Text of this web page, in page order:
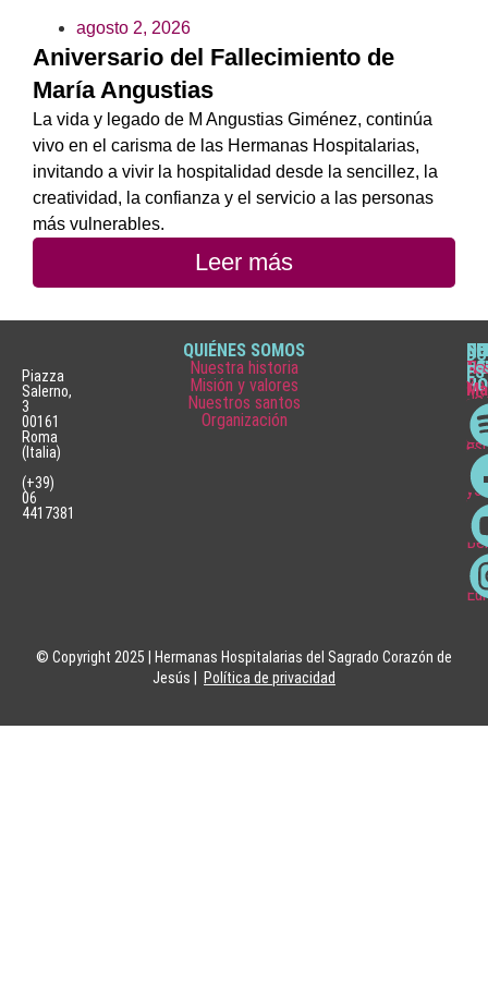
agosto 2, 2026
Aniversario del Fallecimiento de
María Angustias
La vida y legado de M Angustias Giménez, continúa
vivo en el carisma de las Hermanas Hospitalarias,
invitando a vivir la hospitalidad desde la sencillez, la
creatividad, la confianza y el servicio a las personas
más vulnerables.
Leer más
Piazza
Salerno,
3
00161
Roma
(Italia)
(+39)
06
4417381
QUIÉNES SOMOS
Nuestra historia
Misión y valores
Nuestros santos
Organización
e
y
ser
y
© Copyright 2025 | Hermanas Hospitalarias del Sagrado Corazón de
Jesús |
Política de privacidad